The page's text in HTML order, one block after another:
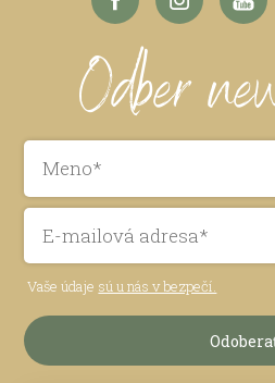
Odber
Vaše údaje sú u nás v bezpečí.